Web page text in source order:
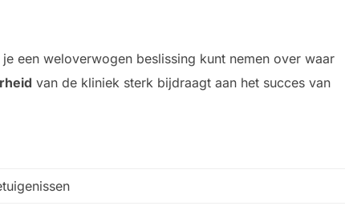
een weloverwogen beslissing kunt nemen over waar
van de kliniek sterk bijdraagt aan het succes van